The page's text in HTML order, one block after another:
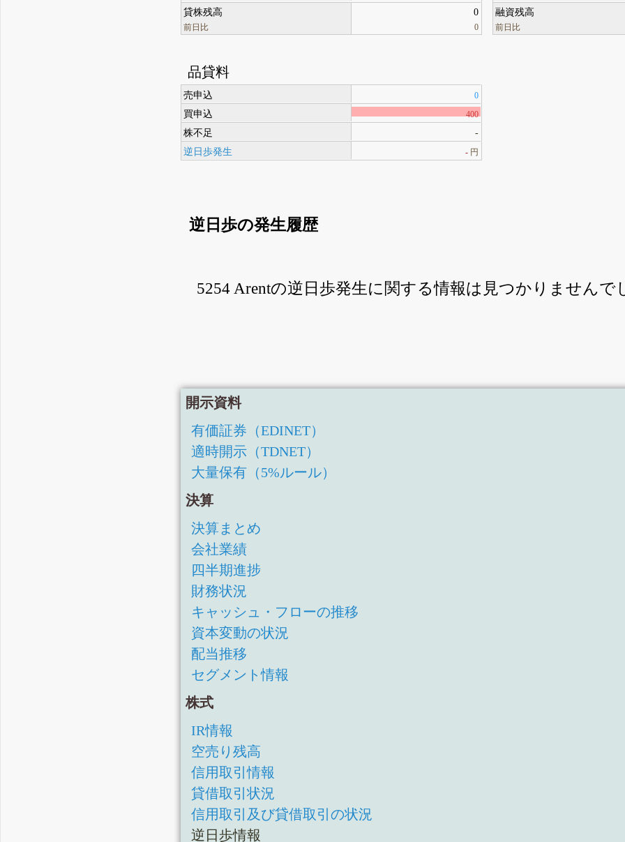
貸株残高
前日比
0
0
融資残高
前日比
品貸料
売申込 0
買申込 400
株不足
-
逆日歩発生
- 円
逆日歩の発生履歴
5254 Arentの逆日歩発生に関する情報は見つかりませんで
開示資料
有価証券（EDINET）
適時開示（TDNET）
大量保有（5%ルール）
決算
決算まとめ
会社業績
四半期進捗
財務状況
キャッシュ・フローの推移
資本変動の状況
配当推移
セグメント情報
株式
IR情報
空売り残高
信用取引情報
貸借取引状況
信用取引及び貸借取引の状況
逆日歩情報